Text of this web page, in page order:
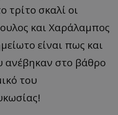
τρίτο σκαλί οι
και Χαράλαμπος
είναι πως και
ανέβηκαν στο βάθρο
του